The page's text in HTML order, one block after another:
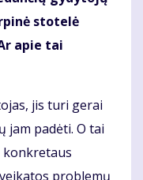
stotelė
apie tai
jis turi gerai
jam padėti. O tai
konkretaus
problemų